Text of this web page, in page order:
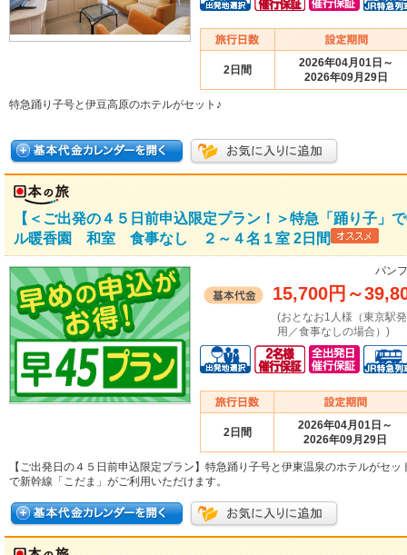
2日間
2026年04月01日～
2026年09月29日
特急踊り子号と伊豆高原のホテルがセット♪
【＜ご出発の４５日前申込限定プラン！＞特急「踊り子」
ル暖香園 和室 食事なし ２～４名１室 2日間
パン
15,700円 ～
(おとなお1人様（東京駅
用／食事なしの場合）)
2日間
2026年04月01日～
2026年09月29日
【ご出発日の４５日前申込限定プラン】特急踊り子号と伊東温泉のホテルがセッ
で新幹線「こだま」がご利用いただけます。